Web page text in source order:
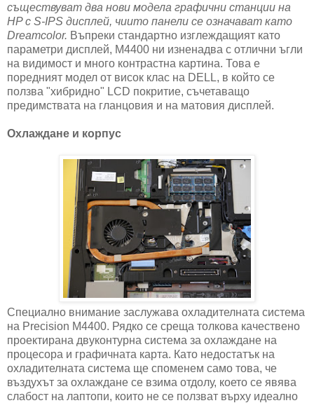
съществуват два нови модела графични станции на
HP с S-IPS дисплей, чиито панели се означават като
Dreamcolor. Въпреки стандартно изглеждащият като
параметри дисплей, M4400 ни изненадва с отлични ъгли
на видимост и много контрастна картина. Това е
поредният модел от висок клас на DELL, в който се
ползва "хибридно" LCD покритие, съчетаващо
предимствата на гланцовия и на матовия дисплей.
Охлаждане и корпус
Специално внимание заслужава охладителната система
на Precision M4400. Рядко се среща толкова качествено
проектирана двуконтурна система за охлаждане на
процесора и графичната карта. Като недостатък на
охладителната система ще споменем само това, че
въздухът за охлаждане се взима отдолу, което се явява
слабост на лаптопи, които не се ползват върху идеално